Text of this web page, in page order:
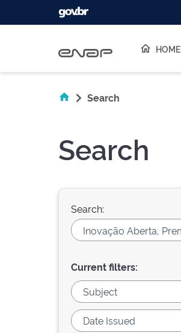
HOME
Search
Search
Search:
Current filters: